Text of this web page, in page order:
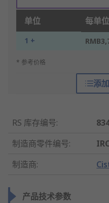
单位 每单位
1 +
* 参考价格
添
RS 库存编号:
制造商零件编号:
制造商:
产品技术参数